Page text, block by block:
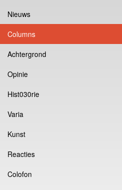
Nieuws
Columns
Achtergrond
Opinie
Hist030rie
Varia
Kunst
Reacties
Colofon